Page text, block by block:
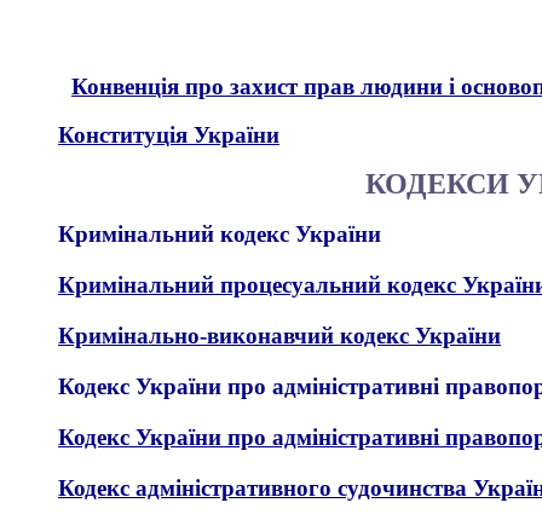
Конвенція про захист прав людини і
Конституція України
КОДЕКСИ
Кримінальний кодекс України
Кримінальний процесуальний кодекс
Кримінально-виконавчий кодекс України
Кодекс України про адміністративні
Кодекс України про адміністративні
Кодекс адміністративного судочинства